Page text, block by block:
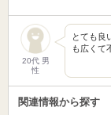
20代 男
性
とても良
も広くて
関連情報から探す